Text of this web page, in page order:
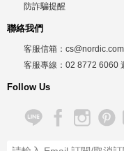
防詐騙提醒
聯絡我們
客服信箱：
客服專線： 02 8772 6060
Follow Us